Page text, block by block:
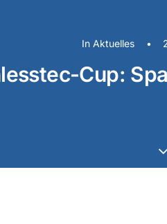
In Aktuelles •
Cup: